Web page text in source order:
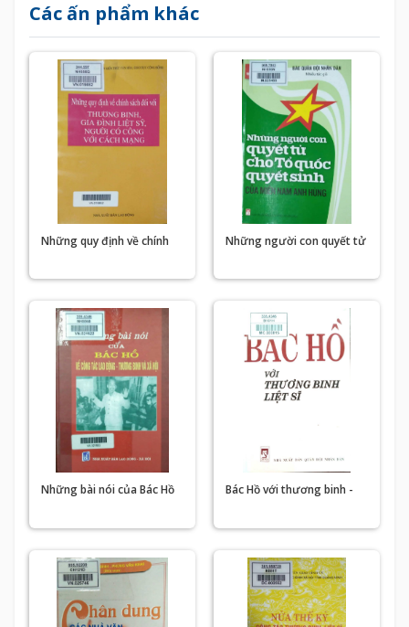
Các ấn phẩm khác
Những quy định về chính
gia đình liệt sĩ, người có
Những người con quyết tử
miền nam anh hùng
Những bài nói của Bác Hồ
thương binh và xã hội
Bác Hồ với thương binh -